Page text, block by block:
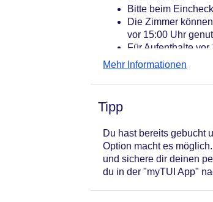
Bitte beim
Die Zimmer
vor 15:00 Uhr
Für Aufenthalte
Aufpreis von bis zu
Check-Out:
Für Aufenthalte
Aufpreis von bis zu
Ermäßigung von
ROBINSON seit 2012
Letzte
Mehr Informationen
Tipp
Du hast bereits gebucht
Option macht es
und sichere dir deinen
du in der "myTUI App"